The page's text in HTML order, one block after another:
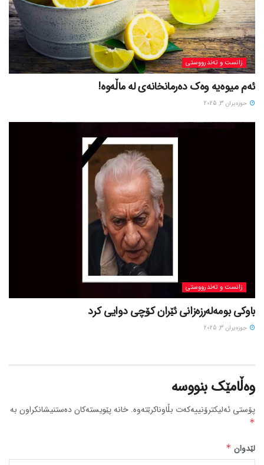
زانست و تەندرووستی
ئەم میوەیە وەک دەرمانخانەی لە ماڵەوە!
حوزه‌یران 3, 2025
زانست و تەندرووستی
باوکی بومەلەرزەزانی ئێران کۆچی دوایی کرد
حوزه‌یران 3, 2025
وەڵامێک بنووسە
پۆستی ئەلیکترۆنییەکەت بڵاوناکرێتەوە. خانە پێویستەکان دەستنیشانکراون بە
*
لێدوان *